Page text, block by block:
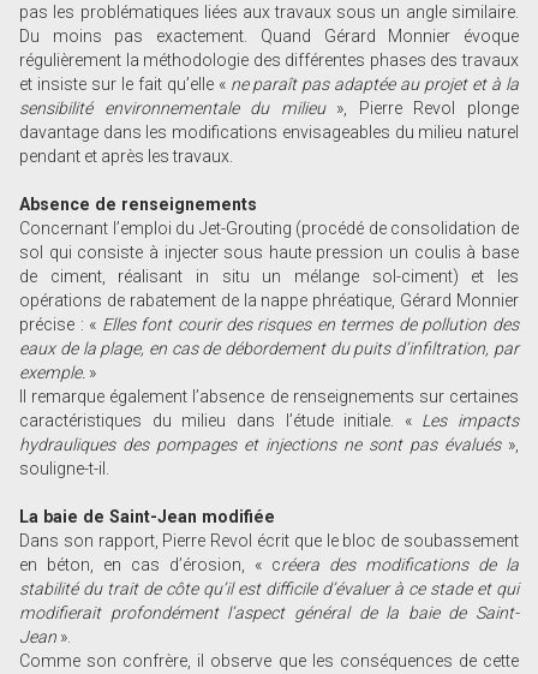
pas les problématiques liées aux travaux sous un angle similaire.
Du moins pas exactement. Quand Gérard Monnier évoque
régulièrement la méthodologie des différentes phases des travaux
et insiste sur le fait qu’elle « ne paraît pas adaptée au projet et à la
sensibilité environnementale du milieu», Pierre Revol plonge
davantage dans les modifications envisageables du milieu naturel
pendant et après les travaux.
Absence de renseignements
Concernant l’emploi du Jet-Grouting (procédé de consolidation de
sol qui consiste à injecter sous haute pression un coulis à base
de ciment, réalisant in situ un mélange sol-ciment) et les
opérations de rabatement de la nappe phréatique, Gérard Monnier
précise : « Elles font courir des risques en termes de pollution des
eaux de la plage, en cas de débordement du puits d’infiltration, par
exemple. »
Il remarque également l’absence de renseignements sur certaines
caractéristiques du milieu dans l’étude initiale. « Les impacts
hydrauliques des pompages et injections ne sont pas évalués »,
souligne-t-il.
La baie de Saint-Jean modifiée
Dans son rapport, Pierre Revol écrit que le bloc de soubassement
en béton, en cas d’érosion, « créera des modifications de la
stabilité du trait de côte qu’il est difficile d’évaluer à ce stade et qui
modifierait profondément l’aspect général de la baie de Saint-
Jean ».
Comme son confrère, il observe que les conséquences de cette